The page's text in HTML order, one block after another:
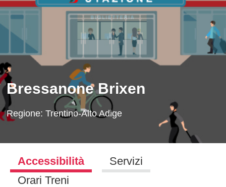
Bressanone Brixen
Regione:Trentino-Alto Adige
Accessibilità
Servizi
Orari Treni